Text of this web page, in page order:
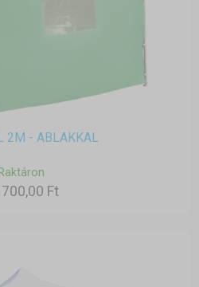
2M - ABLAKKAL
Raktáron
Ft